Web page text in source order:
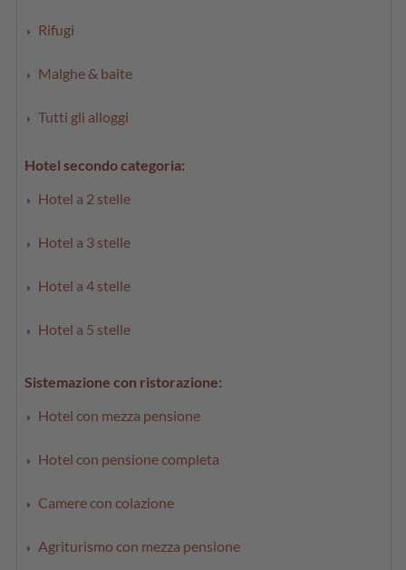
Rifugi
Malghe & baite
Tutti gli alloggi
Hotel secondo categoria:
Hotel a 2 stelle
Hotel a 3 stelle
Hotel a 4 stelle
Hotel a 5 stelle
Sistemazione con ristorazione:
Hotel con mezza pensione
Hotel con pensione completa
Camere con colazione
Agriturismo con mezza pensione